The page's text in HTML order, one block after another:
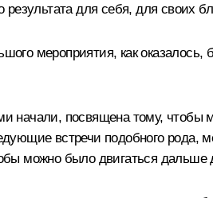
результата для себя, для своих
мероприятия, как
начали, посвящена тому,
встречи подобного
можно было двигаться